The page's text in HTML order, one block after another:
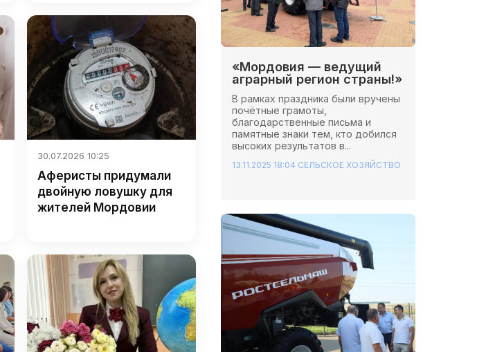
30.07.2026 10:25
Аферисты придумали
двойную ловушку для
жителей Мордовии
«Мордовия — ведущий
аграрный регион страны!»
В рамках праздника были вручены
почётные грамоты,
благодарственные письма и
памятные знаки тем, кто добился
высоких результатов в...
13.11.2025 18:04 СЕЛЬСКОЕ ХОЗЯЙСТВО